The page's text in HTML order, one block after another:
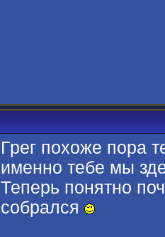
Грег похоже пора
именно тебе мы
Теперь понятно
собрался